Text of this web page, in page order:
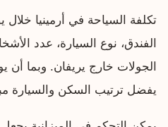
تكلفة السياحة في أرمينيا
الفندق، نوع السيارة، عدد
الجولات خارج يريفان. وبما
يفضل ترتيب السكن والسيارة